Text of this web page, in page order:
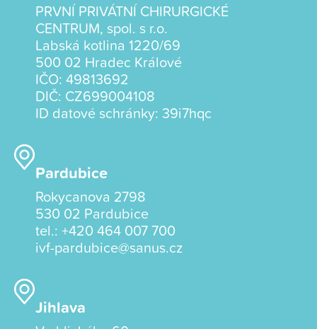
PRVNÍ PRIVÁTNÍ CHIRURGICKÉ
CENTRUM, spol. s r.o.
Labská kotlina 1220/69
500 02 Hradec Králové
IČO: 49813692
DIČ: CZ699004108
ID datové schránky: 39i7hqc
Pardubice
Rokycanova 2798
530 02 Pardubice
tel.: +420 464 007 700
ivf-pardubice@sanus.cz
Jihlava